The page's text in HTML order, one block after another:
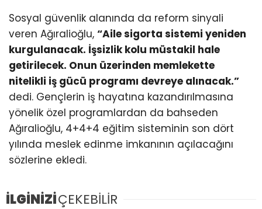
Sosyal güvenlik alanında da reform sinyali
veren Ağıralioğlu, “Aile sigorta sistemi yeniden
kurgulanacak. İşsizlik kolu müstakil hale
getirilecek. Onun üzerinden memlekette
nitelikli iş gücü programı devreye alınacak.”
dedi. Gençlerin iş hayatına kazandırılmasına
yönelik özel programlardan da bahseden
Ağıralioğlu, 4+4+4 eğitim sisteminin son dört
yılında meslek edinme imkanının açılacağını
sözlerine ekledi.
İLGİNİZİÇEKEBİLİR